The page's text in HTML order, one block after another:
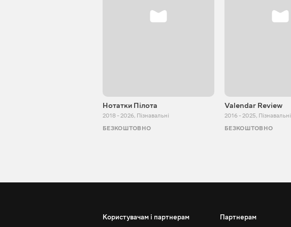
Нотатки Пілота
2018 - 2026, Пізнавальні
БЕЗКОШТОВНО
Valendar Review
2016 - 2025, Пізнавальні
БЕЗКОШТОВНО
Користувачам і партнерам Партнерам